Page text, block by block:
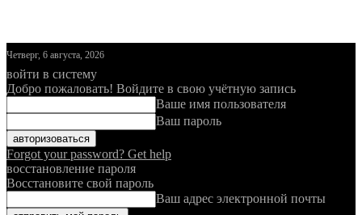
Четверг, 6 августа, 2026
войти в систему
Добро пожаловать! Войдите в свою учётную запись
Ваше имя пользователя
Ваш пароль
Forgot your password? Get help
восстановление пароля
Восстановите свой пароль
Ваш адрес электронной почты